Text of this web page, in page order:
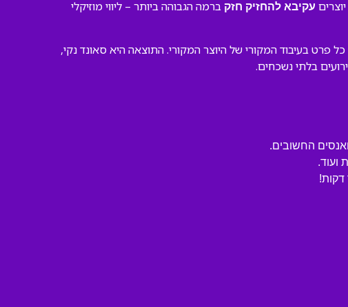
עקיבא להחזיק חזק ברמה הגבוהה ביותר – ליווי מוזיקלי
בעיבוד המקורי של היוצר המקורי. התוצאה היא סאונד נקי,
בלתי נשכחים.
החשובים.
ועוד.